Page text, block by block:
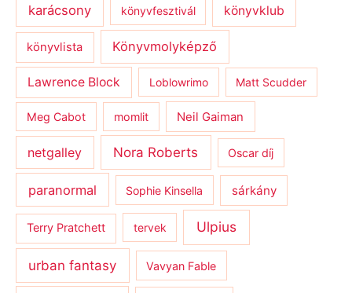
karácsony könyvfesztivál könyvklub
könyvlista Könyvmolyképző
Lawrence Block Loblowrimo Matt Scudder
Meg Cabot momlit Neil Gaiman
netgalley Nora Roberts Oscar díj
paranormal Sophie Kinsella sárkány
Terry Pratchett tervek Ulpius
urban fantasy Vavyan Fable